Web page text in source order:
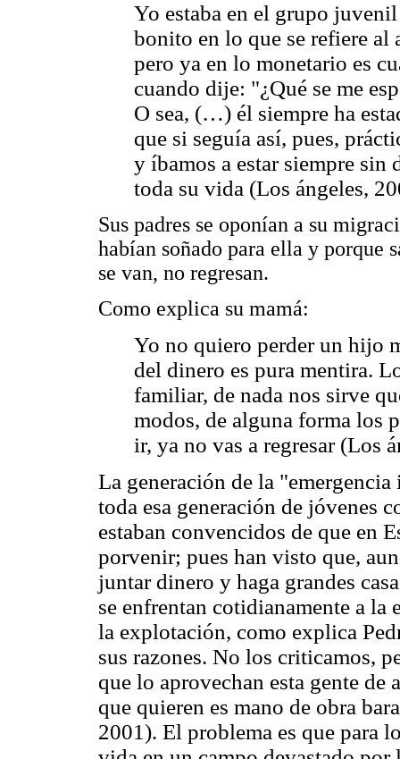
Yo estaba en el grupo
bonito en lo que se refiere
pero ya en lo monetario es
cuando dije: "¿Qué se me
O sea, (…) él siempre ha
que si seguía así, pues,
y íbamos a estar siempre sin
toda su vida (Los ángeles,
Sus padres se oponían a su
habían soñado para ella y porque
se van, no regresan.
Como explica su mamá:
Yo no quiero perder un hijo
del dinero es pura mentira.
familiar, de nada nos sirve
modos, de alguna forma los
ir, ya no vas a regresar (Los
La generación de la
toda esa generación de jóvenes
estaban convencidos de que en
porvenir; pues han visto que,
juntar dinero y haga grandes
se enfrentan cotidianamente a
la explotación, como explica
sus razones. No los criticamos,
que lo aprovechan esta gente
que quieren es mano de obra
2001). El problema es que para